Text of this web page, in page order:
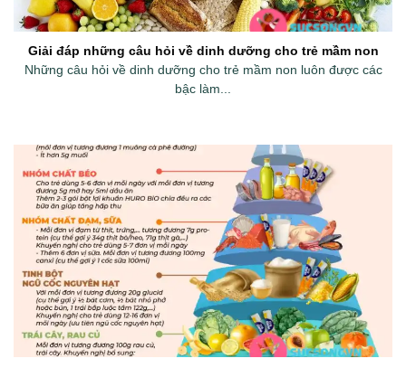
Giải đáp những câu hỏi về dinh dưỡng cho trẻ mầm non
Những câu hỏi về dinh dưỡng cho trẻ mầm non luôn được các
bậc làm...